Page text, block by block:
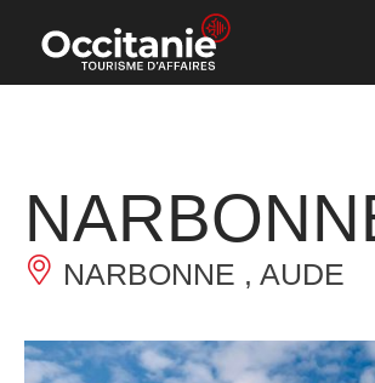
Panneau de gestion des cookies
NARBONNE , AUDE